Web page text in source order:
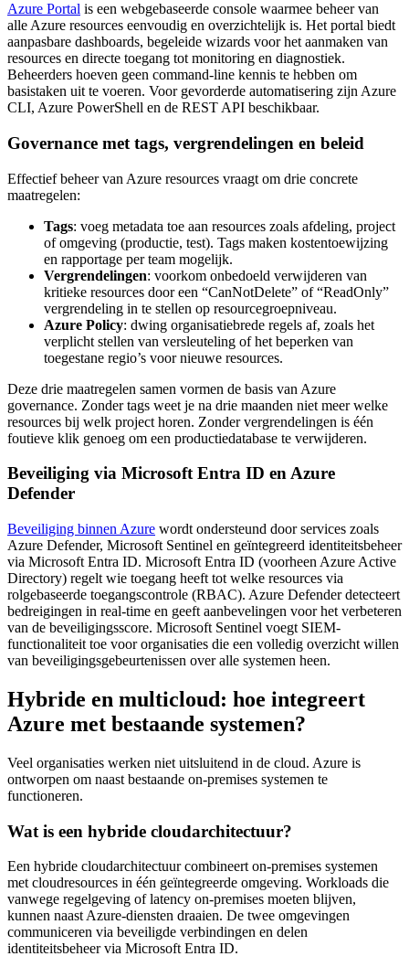
Azure Portal is een webgebaseerde console waarmee beheer van
alle Azure resources eenvoudig en overzichtelijk is. Het portal biedt
aanpasbare dashboards, begeleide wizards voor het aanmaken van
resources en directe toegang tot monitoring en diagnostiek.
Beheerders hoeven geen command-line kennis te hebben om
basistaken uit te voeren. Voor gevorderde automatisering zijn Azure
CLI, Azure PowerShell en de REST API beschikbaar.
Governance met tags, vergrendelingen en beleid
Effectief beheer van Azure resources vraagt om drie concrete
maatregelen:
Tags: voeg metadata toe aan resources zoals afdeling, project
of omgeving (productie, test). Tags maken kostentoewijzing
en rapportage per team mogelijk.
Vergrendelingen: voorkom onbedoeld verwijderen van
kritieke resources door een “CanNotDelete” of “ReadOnly”
vergrendeling in te stellen op resourcegroepniveau.
Azure Policy: dwing organisatiebrede regels af, zoals het
verplicht stellen van versleuteling of het beperken van
toegestane regio’s voor nieuwe resources.
Deze drie maatregelen samen vormen de basis van Azure
governance. Zonder tags weet je na drie maanden niet meer welke
resources bij welk project horen. Zonder vergrendelingen is één
foutieve klik genoeg om een productiedatabase te verwijderen.
Beveiliging via Microsoft Entra ID en Azure
Defender
Beveiliging binnen Azure wordt ondersteund door services zoals
Azure Defender, Microsoft Sentinel en geïntegreerd identiteitsbeheer
via Microsoft Entra ID. Microsoft Entra ID (voorheen Azure Active
Directory) regelt wie toegang heeft tot welke resources via
rolgebaseerde toegangscontrole (RBAC). Azure Defender detecteert
bedreigingen in real-time en geeft aanbevelingen voor het verbeteren
van de beveiligingsscore. Microsoft Sentinel voegt SIEM-
functionaliteit toe voor organisaties die een volledig overzicht willen
van beveiligingsgebeurtenissen over alle systemen heen.
Hybride en multicloud: hoe integreert
Azure met bestaande systemen?
Veel organisaties werken niet uitsluitend in de cloud. Azure is
ontworpen om naast bestaande on-premises systemen te
functioneren.
Wat is een hybride cloudarchitectuur?
Een hybride cloudarchitectuur combineert on-premises systemen
met cloudresources in één geïntegreerde omgeving. Workloads die
vanwege regelgeving of latency on-premises moeten blijven,
kunnen naast Azure-diensten draaien. De twee omgevingen
communiceren via beveiligde verbindingen en delen
identiteitsbeheer via Microsoft Entra ID.